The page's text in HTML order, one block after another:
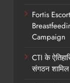
Fortis
Campaign
CTI के
संगठन शामिल